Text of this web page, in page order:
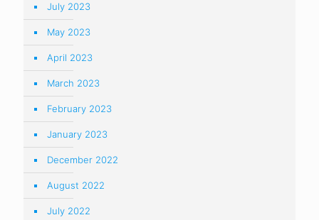
July 2023
May 2023
April 2023
March 2023
February 2023
January 2023
December 2022
August 2022
July 2022